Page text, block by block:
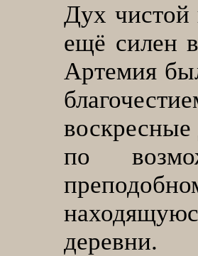
Дух чистой
ещё силен
Артемия
по
деревни.